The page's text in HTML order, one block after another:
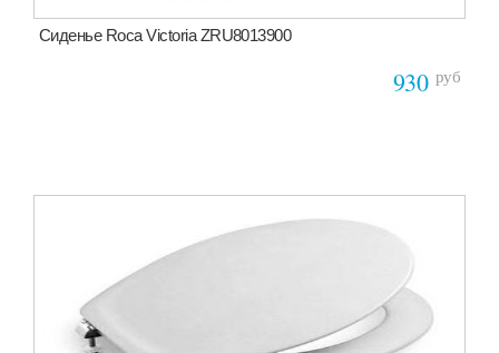
Сиденье Roca Victoria ZRU8013900
930 руб